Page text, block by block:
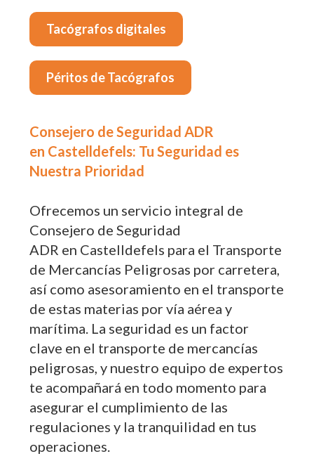
Tacógrafos digitales
Péritos de Tacógrafos
Consejero de Seguridad ADR
en Castelldefels: Tu Seguridad es
Nuestra Prioridad
Ofrecemos un servicio integral de
Consejero de Seguridad
ADR en Castelldefels para el Transporte
de Mercancías Peligrosas por carretera,
así como asesoramiento en el transporte
de estas materias por vía aérea y
marítima. La seguridad es un factor
clave en el transporte de mercancías
peligrosas, y nuestro equipo de expertos
te acompañará en todo momento para
asegurar el cumplimiento de las
regulaciones y la tranquilidad en tus
operaciones.